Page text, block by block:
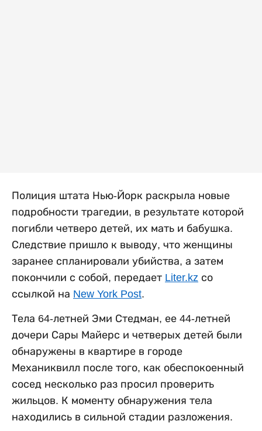
Полиция штата Нью-Йорк раскрыла новые
подробности трагедии, в результате которой
погибли четверо детей, их мать и бабушка.
Следствие пришло к выводу, что женщины
заранее спланировали убийства, а затем
покончили с собой, передает Liter.kz со
ссылкой на New York Post.
Тела 64-летней Эми Стедман, ее 44-летней
дочери Сары Майерс и четверых детей были
обнаружены в квартире в городе
Механиквилл после того, как обеспокоенный
сосед несколько раз просил проверить
жильцов. К моменту обнаружения тела
находились в сильной стадии разложения.